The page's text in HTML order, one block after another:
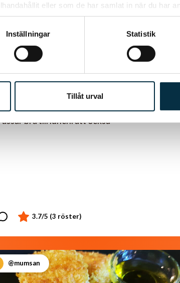
eller som de har samlat in när du har
Inställningar Statistik
Tillåt urval
Godaste sillröran
bra till lunchrätt också
@mumsan